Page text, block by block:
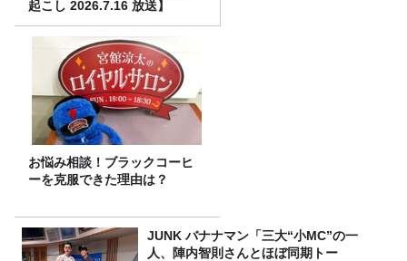
起こし 2026.7.16 放送】
お悩み相談！ブラックコーヒ
ーを克服できた理由は？
JUNK バナナマン「三大“小MC”の一
人、陣内智則さんとほぼ同期トー